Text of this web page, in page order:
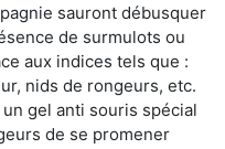
sauront débusquer
de surmulots ou
aux indices tels que :
nids de rongeurs, etc.
gel anti souris spécial
de se promener